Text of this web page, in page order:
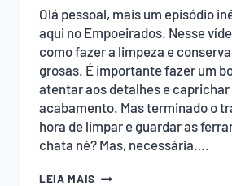
Olá pessoal, mais um episódio
aqui no Empoeirados. Nesse
como fazer a limpeza e
grosas. É importante fazer um
atentar aos detalhes e caprichar
acabamento. Mas terminado o
hora de limpar e guardar as
chata né? Mas, necessária….
LEIA MAIS LIMPEZA